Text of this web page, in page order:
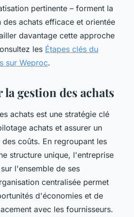
pertinente – forment la
des achats efficace et orientée
davantage cette approche
les Étapes clés du
sur Weproc.
la gestion des achats
achats est une stratégie clé
achats et assurer un
coûts. En regroupant les
structure unique, l'entreprise
l'ensemble de ses
centralisée permet
d'économies et de
avec les fournisseurs.